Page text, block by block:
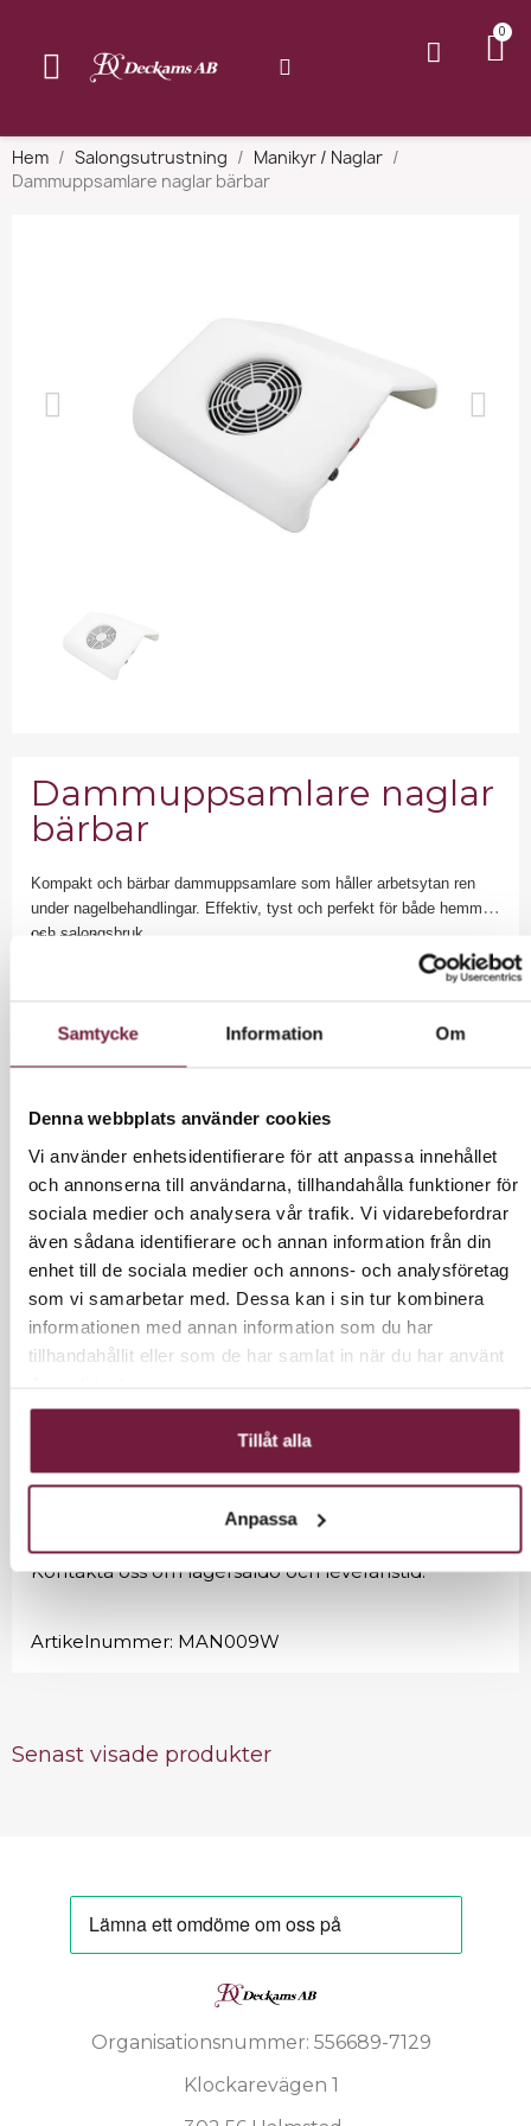
Samtycke Information Om
Denna webbplats använder cookies
Vi använder enhetsidentifierare för att anpassa innehållet
och annonserna till användarna, tillhandahålla funktioner för
sociala medier och analysera vår trafik. Vi vidarebefordrar
även sådana identifierare och annan information från din
enhet till de sociala medier och annons- och analysföretag
som vi samarbetar med. Dessa kan i sin tur kombinera
informationen med annan information som du har
tillhandahållit eller som de har samlat in när du har använt
Tillåt alla
Anpassa
Hem Salongsutrustning
Manikyr / Naglar
Dammuppsamlare naglar bärbar
Dammuppsamlare naglar
bärbar
Kompakt och bärbar dammuppsamlare som håller arbetsytan ren
under nagelbehandlingar. Effektiv, tyst och perfekt för både hemma-
och salongsbruk.
Läs mer >
796,00 kr
LÄGG I VARUKORG
INFORMATION
Bärbar dammuppsamlare.
Kontakta oss om lagersaldo och leveranstid.
Artikelnummer: MAN009W
Senast visade produkter
Organisationsnummer: 556689-7129
Klockarevägen 1